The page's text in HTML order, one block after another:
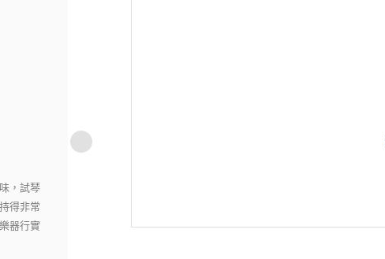
心挑選
，在這
琴。
老闆都會熱心回答喔�